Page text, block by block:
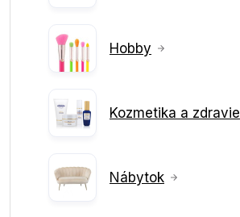
Hobby
Kozmetika a zdravie
Nábytok